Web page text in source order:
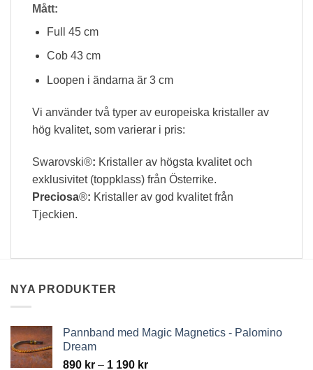
Mått:
Full 45 cm
Cob 43 cm
Loopen i ändarna är 3 cm
Vi använder två typer av europeiska kristaller av
hög kvalitet, som varierar i pris:
Swarovski®: Kristaller av högsta kvalitet och
exklusivitet (toppklass) från Österrike.
Preciosa®: Kristaller av god kvalitet från
Tjeckien.
NYA PRODUKTER
Pannband med Magic Magnetics - Palomino
Dream
890 kr – 1 190 krPrice